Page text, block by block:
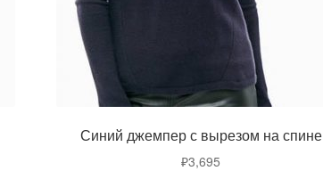
Синий джемпер с вырезом на спине
₽3,695